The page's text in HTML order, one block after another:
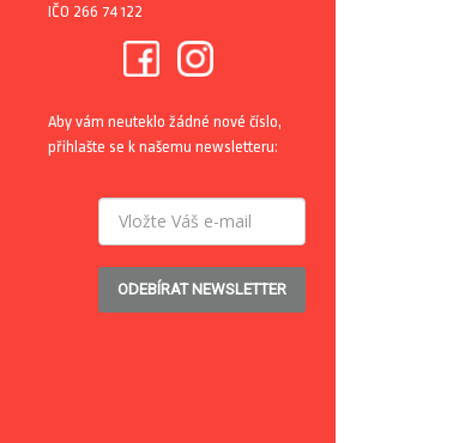
IČO 266 74 122
Aby vám neuteklo žádné nové číslo,
přihlašte se k našemu newsletteru:
ODEBÍRAT NEWSLETTER